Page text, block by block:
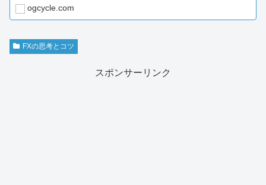
ogcycle.com
FXの思考とコツ
スポンサーリンク